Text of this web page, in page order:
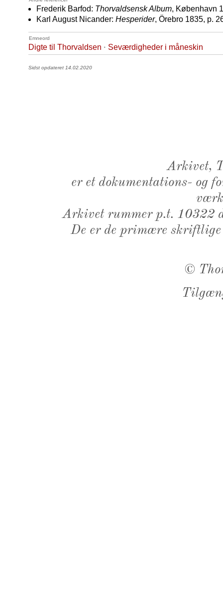
Frederik Barfod: Thorvaldsensk Album, København
Karl August Nicander: Hesperider, Örebro 1835, p.
Emneord
Digte til Thorvaldsen · Seværdigheder i måneskin
Sidst opdateret 14.02.2020
Arkivet,
er et dokumentations- og
Arkivet rummer p.t. 10322
De er de primære
©